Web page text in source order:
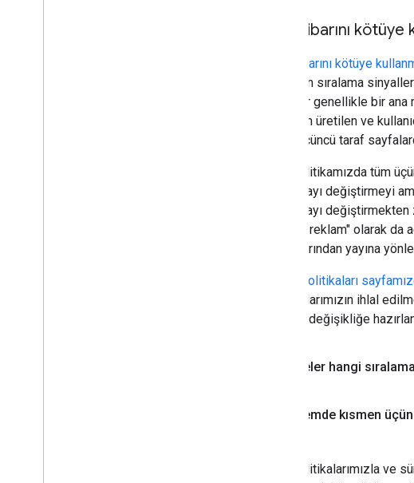
Site itibarını kötüye
Site itibarını kötüye
sitesinin sıralama
sayfalar genellikle bir ana
olmadan üretilen ve
diğer üçüncü taraf
Yeni politikamızda tüm
sıralamayı değiştirmeyi
sıralamayı
"tanıtıcı reklam" olarak
sonuçlarından yayına
Spam politikaları
politikalarımızın ihlal
konusu değişikliğe
Siteler hangi
Sitemde kısmen
Yeni politikalarımızla ve